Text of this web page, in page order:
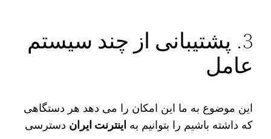
3. پشتیبانی از چند سیستم‌
عامل
این موضوع به ما این امکان را می‌ دهد هر دستگاهی
که داشته باشیم را بتوانیم به اینترنت ایران دسترسی